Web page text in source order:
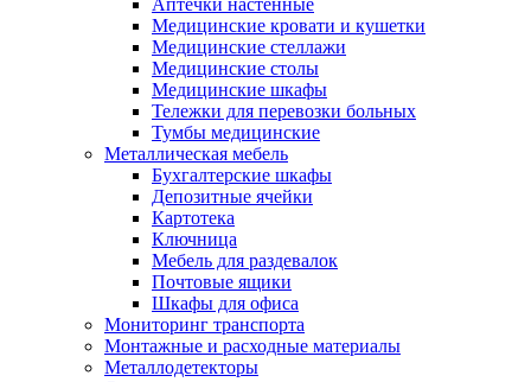
Аптечки настенные
Медицинские кровати и кушетки
Медицинские стеллажи
Медицинские столы
Медицинские шкафы
Тележки для перевозки больных
Тумбы медицинские
Металлическая мебель
Бухгалтерские шкафы
Депозитные ячейки
Картотека
Ключница
Мебель для раздевалок
Почтовые ящики
Шкафы для офиса
Мониторинг транспорта
Монтажные и расходные материалы
Металлодетекторы